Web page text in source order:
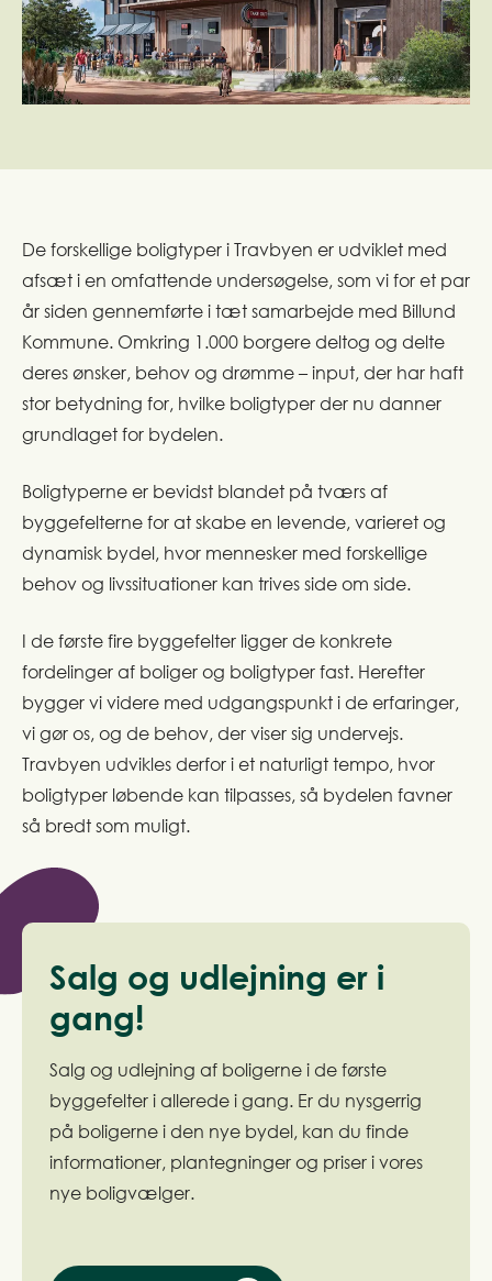
De forskellige boligtyper i Travbyen er udviklet med
afsæt i en omfattende undersøgelse, som vi for et par
år siden gennemførte i tæt samarbejde med Billund
Kommune. Omkring 1.000 borgere deltog og delte
deres ønsker, behov og drømme – input, der har haft
stor betydning for, hvilke boligtyper der nu danner
grundlaget for bydelen.
Boligtyperne er bevidst blandet på tværs af
byggefelterne for at skabe en levende, varieret og
dynamisk bydel, hvor mennesker med forskellige
behov og livssituationer kan trives side om side.
I de første fire byggefelter ligger de konkrete
fordelinger af boliger og boligtyper fast. Herefter
bygger vi videre med udgangspunkt i de erfaringer,
vi gør os, og de behov, der viser sig undervejs.
Travbyen udvikles derfor i et naturligt tempo, hvor
boligtyper løbende kan tilpasses, så bydelen favner
så bredt som muligt.
Salg og udlejning er i
gang!
Salg og udlejning af boligerne i de første
byggefelter i allerede i gang. Er du nysgerrig
på boligerne i den nye bydel, kan du finde
informationer, plantegninger og priser i vores
nye boligvælger.